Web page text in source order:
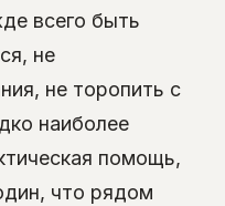
всего быть
не
не торопить с
наиболее
помощь,
что рядом